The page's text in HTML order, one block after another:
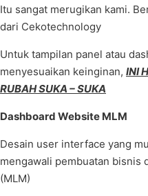
Itu sangat merugikan kami.
dari Cekotechnology
Untuk tampilan panel atau
menyesuaikan keinginan, INI
RUBAH SUKA – SUKA
Dashboard Website MLM
Desain user interface yang
mengawali pembuatan bisnis
(MLM)